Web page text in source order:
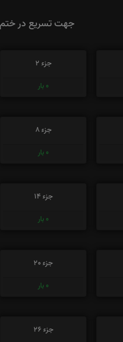
جهت تسریع در ختم
جزء 2
0 بار
جزء 8
0 بار
جزء 14
0 بار
جزء 20
0 بار
جزء 26